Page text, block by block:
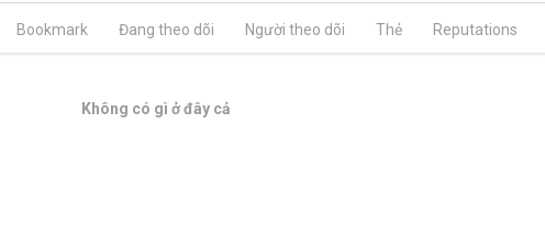
Bookmark Đang theo dõi Người theo dõi Thẻ Reputations
Không có gì ở đây cả